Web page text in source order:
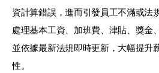
資計算錯誤，進而引發員工不滿或法
處理基本工資、加班費、津貼、獎金
並依據最新法規即時更新，大幅提升
性。